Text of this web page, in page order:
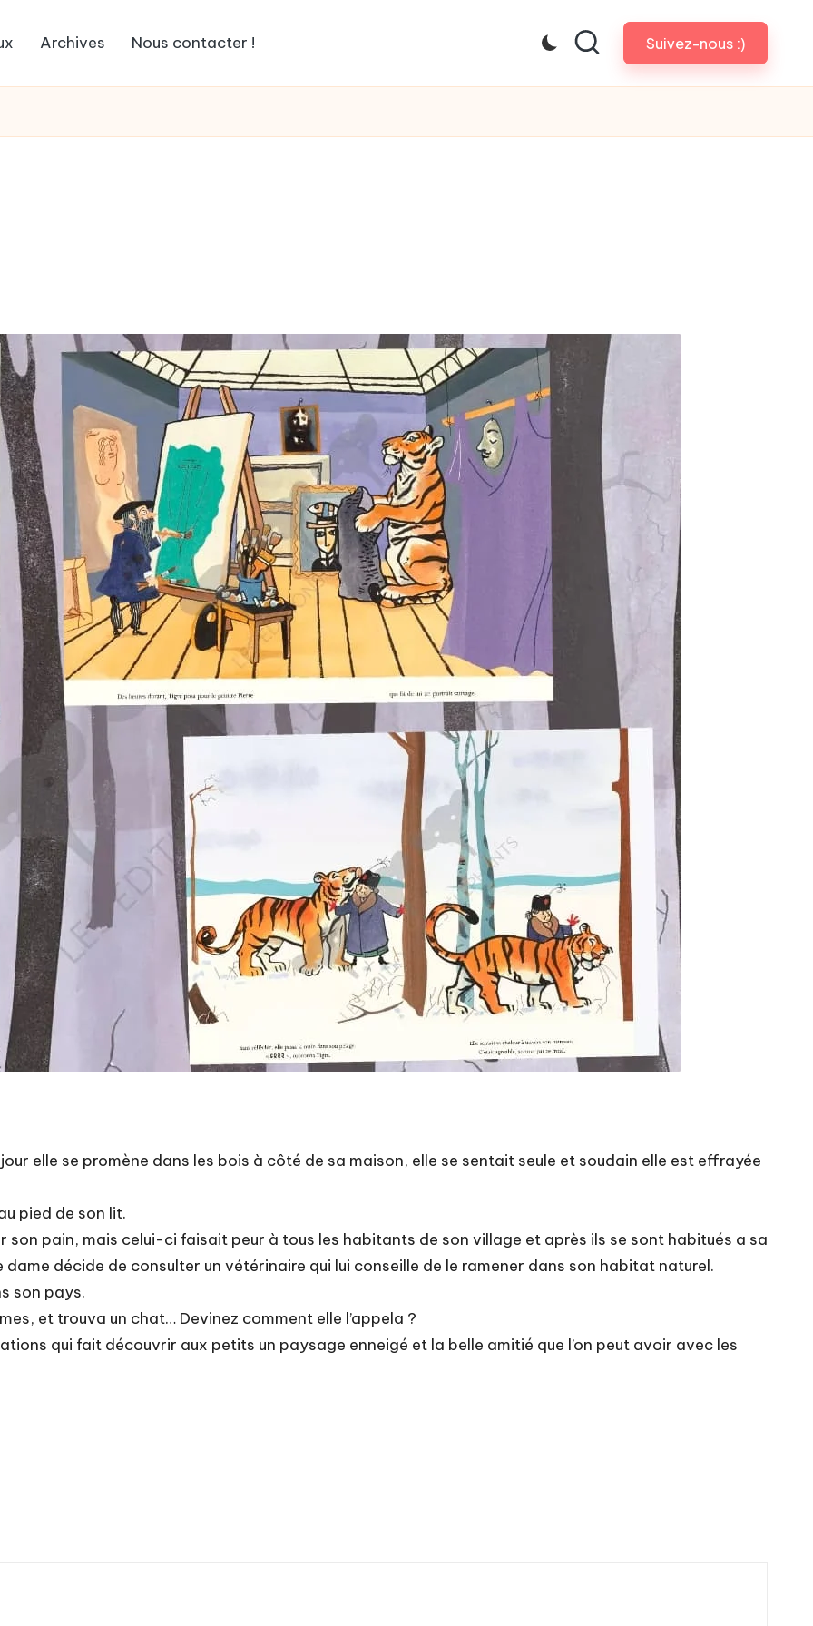
Archives Nous contacter ! Suivez-nous :)
elle se promène dans les bois à côté de sa maison, elle se sentait seule et soudain elle est effrayée
pied de son lit.
son pain, mais celui-ci faisait peur à tous les habitants de son village et après ils se sont habitués a sa
dame décide de consulter un vétérinaire qui lui conseille de le ramener dans son habitat naturel.
son pays.
et trouva un chat… Devinez comment elle l’appela ?
qui fait découvrir aux petits un paysage enneigé et la belle amitié que l’on peut avoir avec les